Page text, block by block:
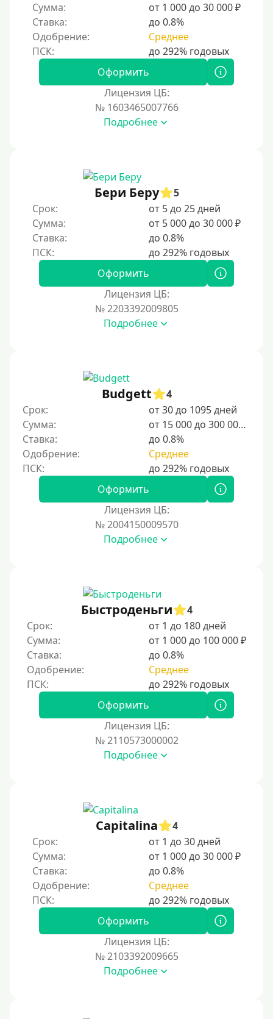
С 22 лет
С 23 лет
С 25 лет
Категории заемщиков
Несовершеннолетним
Без прописки
Без регистрации
С временной регистрацией
Без подтверждения личности
Пенсионерам до 70 лет
Пенсионерам до 85 лет
Безработным
Даже бомжам
Без указания места работы
Для иностранных граждан
Для иностранных граждан Украины
Для иностранных граждан Казахстана
Для иностранных граждан Кыргызстана
Для иностранных граждан Таджикистана
Для иностранных граждан Узбекистана
Для граждан СНГ
Сумма (рублей)
100 руб
300 руб
2500 руб
3000 руб
4000 руб
5000 руб
7000 руб
Сумма:
от 1 000 до 30 000 ₽
Ставка:
до 0.8%
Одобрение:
Среднее
Оформить
Лицензия ЦБ:
№ 1603465007766
Подробнее
Бери Беру
5
Срок:
от 5 до 25 дней
Сумма:
от 5 000 до 30 000 ₽
Ставка:
до 0.8%
Оформить
Лицензия ЦБ:
№ 2203392009805
Подробнее
Budgett
4
Срок:
от 30 до 1095 дней
Сумма:
от 15 000 до 300 000 ₽
Ставка:
до 0.8%
Одобрение:
Среднее
Оформить
Лицензия ЦБ:
№ 2004150009570
Подробнее
Быстроденьги
4
Срок:
от 1 до 180 дней
Сумма:
от 1 000 до 100 000 ₽
Ставка:
до 0.8%
Одобрение:
Среднее
Оформить
Лицензия ЦБ:
№ 2110573000002
Подробнее
Capitalina
4
Срок:
от 1 до 30 дней
Сумма:
от 1 000 до 30 000 ₽
Ставка:
до 0.8%
Одобрение:
Среднее
Оформить
Лицензия ЦБ:
№ 2103392009665
Подробнее